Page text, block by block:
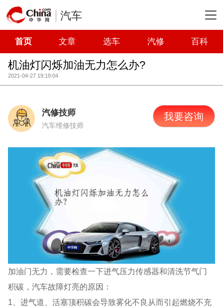
汽车
首页 文章 选车 汽修 百科
机油灯闪烁加油无力怎么办?
2021-04-27 19:19:04
汽修技师
汽车维修技师
我要咨询
加油门无力，需要检查一下进气压力传感器和清洗节气门
积碳，汽车故障灯亮的原因：
1、进气道、活塞顶积碳会导致雾化不良从而引起燃烧不充